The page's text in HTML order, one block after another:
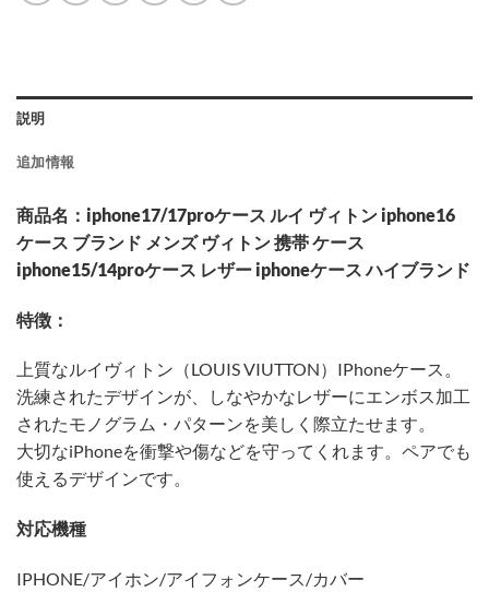
説明
追加情報
商品名：iphone17/17proケース ルイ ヴィトン iphone16
ケース ブランド メンズ ヴィトン 携帯 ケース
iphone15/14proケース レザー iphoneケース ハイブランド
特徴：
上質なルイヴィトン（LOUIS VIUTTON）IPhoneケース。
洗練されたデザインが、しなやかなレザーにエンボス加工
されたモノグラム・パターンを美しく際立たせます。
大切なiPhoneを衝撃や傷などを守ってくれます。ペアでも
使えるデザインです。
対応機種
IPHONE/アイホン/アイフォンケース/カバー